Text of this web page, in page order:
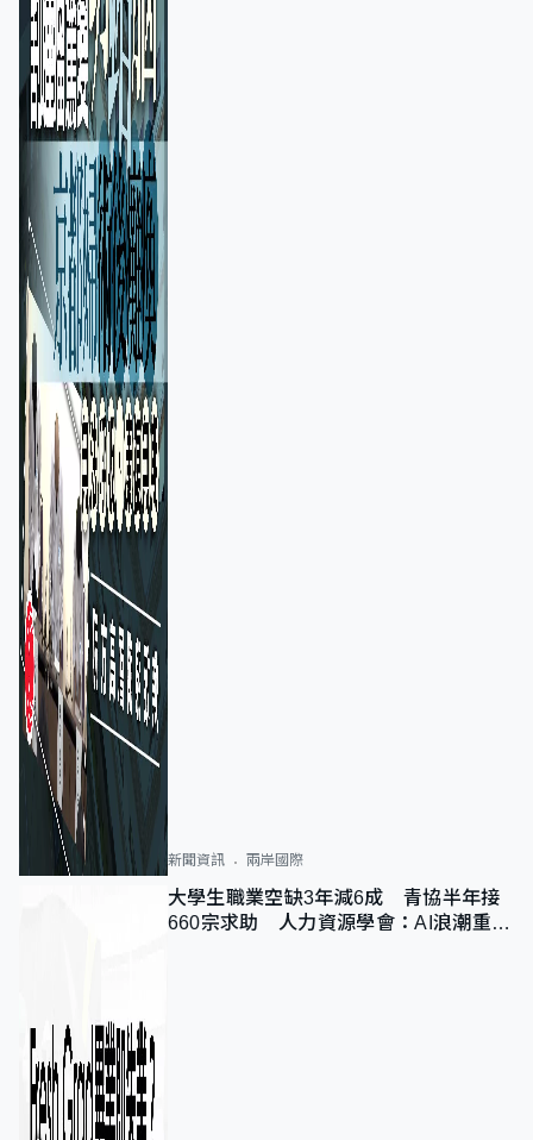
新聞資訊 兩岸國際
大學生職業空缺3年減6成 青協半年接
660宗求助 人力資源學會：AI浪潮重整